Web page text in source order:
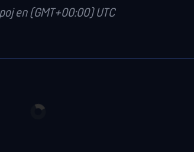
en (GMT+00:00) UTC